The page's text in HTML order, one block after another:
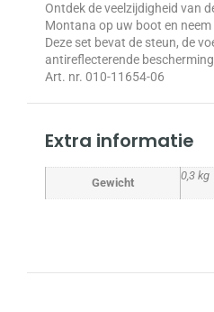
Ontdek de veelzijdigheid van
Montana op uw boot en
Deze set bevat de steun, de
antireflecterende
Art. nr. 010-11654-06
Extra informatie
Gewicht
0,3 kg